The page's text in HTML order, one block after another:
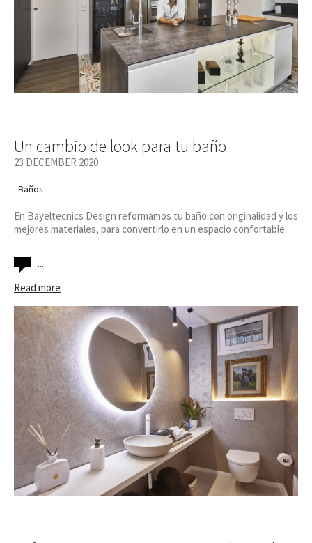
Un cambio de look para tu baño
23 DECEMBER 2020
Baños
En Bayeltecnics Design reformamos tu baño con originalidad y los
mejores materiales, para convertirlo en un espacio confortable.
...
Read more